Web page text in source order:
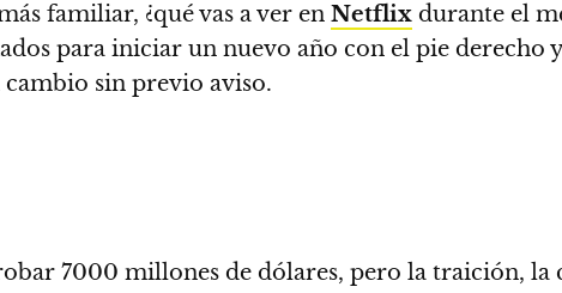
familiar, ¿qué vas a ver en Netflix durante el
para iniciar un nuevo año con el pie derecho
cambio sin previo aviso.
7000 millones de dólares, pero la traición, la